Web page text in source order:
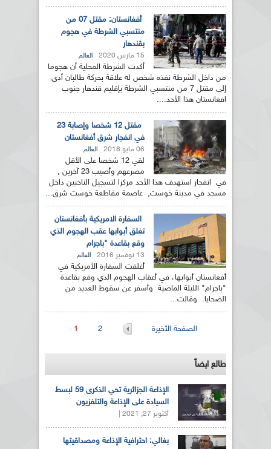
أفغانستان: مقتل 07 من
منتسبي الشرطة في هجوم
بقندهار
15 مارس 2020 العالم
أكدت الشرطة المحلية أن هجوما
من داخل الشرطة نفذه شخص له علاقة بحركة طالبان أدى
إلى مقتل 7 من منتسبي الشرطة بإقليم قندهار جنوب
افغانستان هذا الأحد....
مقتل 12 شخصا وإصابة 23
في انفجار شرق أفغانستان
06 مايو 2018 العالم
لقي 12 شخصا على الأقل
مصرعهم وأصيب 23 آخرين ,
في انفجار استهدف هذا الأحد مركزا لتسجيل الناخبين داخل
مسجد في مدينة خوست, عاصمة مقاطعة خوست شرق...
السفارة الامريكية بأفغانستان
تغلق أبوابها عقب الهجوم الذي
وقع بقاعدة "باجرام
13 نوفمبر 2016 العالم
أغلقت السفارة الأمريكية في
أفغانستان أبوابها، في أعقاب الهجوم الذي وقع بقاعدة
"باجرام" الليلة الماضية وأسفر عن سقوط العديد من
الضحايا. وقالت...
الصفحات 1 2 الصفحة الأخيرة
طالع ايضاً
الإذاعة الجزائرية تحي الذكرى 59 لبسط
السيادة على الإذاعة والتلفزيون
أكتوبر 27, 2021 |
بغالي: احترافية الإذاعة ومصداقيتها